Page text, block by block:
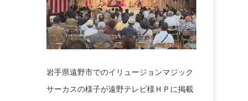
岩手県遠野市でのイリュージョンマジック
サーカスの様子が遠野テレビ様ＨＰに掲載